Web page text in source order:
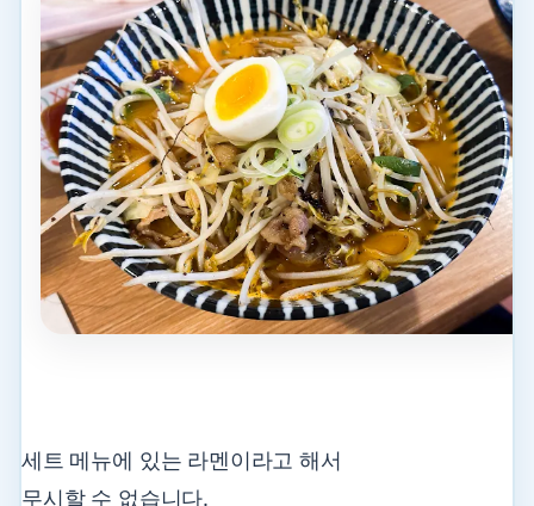
세트 메뉴에 있는 라멘이라고 해서
무시할 수 없습니다.